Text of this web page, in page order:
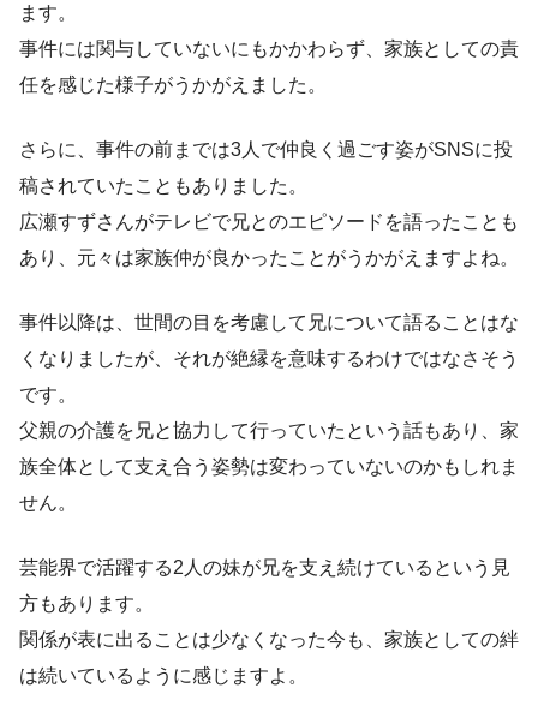
ます。
事件には関与していないにもかかわらず、家族としての責
任を感じた様子がうかがえました。
さらに、事件の前までは3人で仲良く過ごす姿がSNSに投
稿されていたこともありました。
広瀬すずさんがテレビで兄とのエピソードを語ったことも
あり、元々は家族仲が良かったことがうかがえますよね。
事件以降は、世間の目を考慮して兄について語ることはな
くなりましたが、それが絶縁を意味するわけではなさそう
です。
父親の介護を兄と協力して行っていたという話もあり、家
族全体として支え合う姿勢は変わっていないのかもしれま
せん。
芸能界で活躍する2人の妹が兄を支え続けているという見
方もあります。
関係が表に出ることは少なくなった今も、家族としての絆
は続いているように感じますよ。